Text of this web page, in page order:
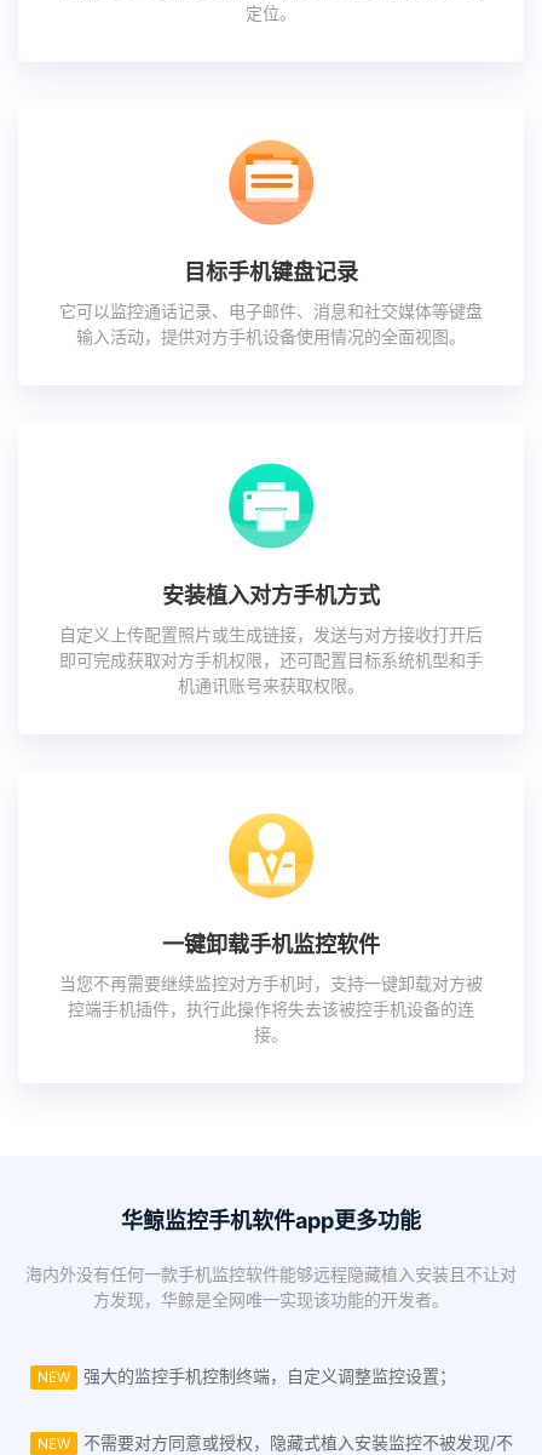
定位。
目标手机键盘记录
它可以监控通话记录、电子邮件、消息和社交媒体等键盘
输入活动，提供对方手机设备使用情况的全面视图。
安装植入对方手机方式
自定义上传配置照片或生成链接，发送与对方接收打开后
即可完成获取对方手机权限，还可配置目标系统机型和手
机通讯账号来获取权限。
一键卸载手机监控软件
当您不再需要继续监控对方手机时，支持一键卸载对方被
控端手机插件，执行此操作将失去该被控手机设备的连
接。
华鲸监控手机软件app更多功能
海内外没有任何一款手机监控软件能够远程隐藏植入安装且不让对
方发现，华鲸是全网唯一实现该功能的开发者。
NEW 强大的监控手机控制终端，自定义调整监控设置；
NEW
不需要对方同意或授权，隐藏式植入安装监控不被发现/不